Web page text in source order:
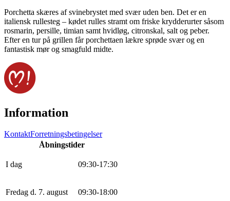
Porchetta skæres af svinebrystet med svær uden ben. Det er en
italiensk rullesteg – kødet rulles stramt om friske krydderurter såsom
rosmarin, persille, timian samt hvidløg, citronskal, salt og peber.
Efter en tur på grillen får porchettaen lækre sprøde svær og en
fantastisk mør og smagfuld midte.
Information
KontaktForretningsbetingelser
Åbningstider
I dag 09:30-17:30
Fredag d. 7. august 09:30-18:00